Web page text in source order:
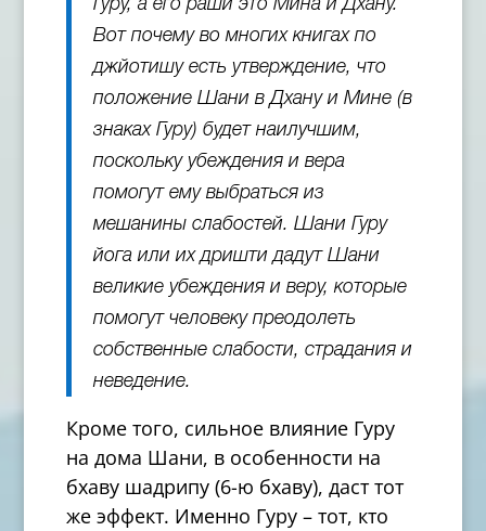
Гуру, а его раши это Мина и Дхану.
Вот почему во многих книгах по
джйотишу есть утверждение, что
положение Шани в Дхану и Мине (в
знаках Гуру) будет наилучшим,
поскольку убеждения и вера
помогут ему выбраться из
мешанины слабостей. Шани Гуру
йога или их дришти дадут Шани
великие убеждения и веру, которые
помогут человеку преодолеть
собственные слабости, страдания и
неведение.
Кроме того, сильное влияние Гуру
на дома Шани, в особенности на
бхаву шадрипу (6-ю бхаву), даст тот
же эффект. Именно Гуру – тот, кто